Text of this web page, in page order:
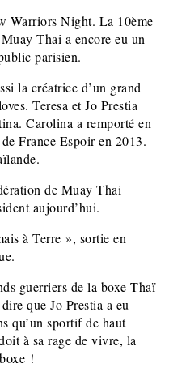
Warriors Night. La 10ème
Thai a encore eu un
parisien.
la créatrice d’un grand
Teresa et Jo Prestia
Carolina a remporté en
France Espoir en 2013.
de Muay Thai
aujourd’hui.
à Terre », sortie en
guerriers de la boxe Thaï
que Jo Prestia a eu
qu’un sportif de haut
à sa rage de vivre, la
!